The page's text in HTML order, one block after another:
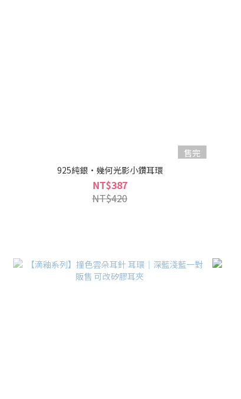
售完
925純銀・幾何光影小鑽耳環
NT$387
NT$420